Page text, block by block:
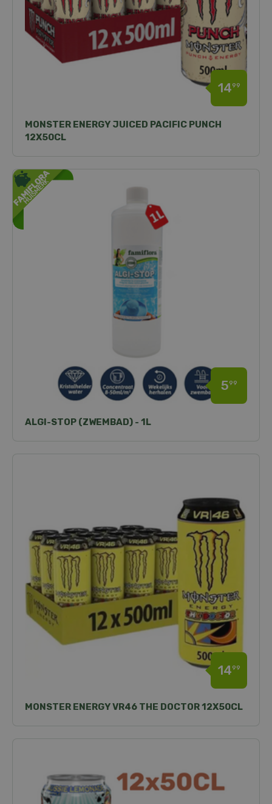
MONSTER ENERGY JUICED PACIFIC PUNCH
12X50CL
1499
ALGI-STOP (ZWEMBAD) - 1L
599
MONSTER ENERGY VR46 THE DOCTOR 12X50CL
1499